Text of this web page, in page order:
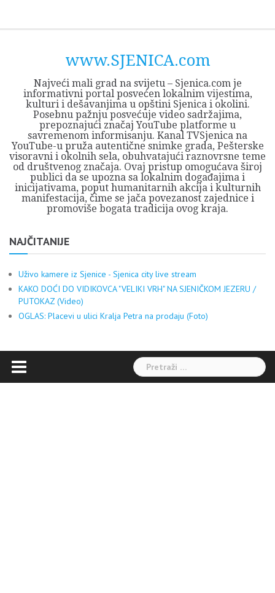
www.SJENICA.com
Najveći mali grad na svijetu – Sjenica.com je
informativni portal posvećen lokalnim vijestima,
kulturi i dešavanjima u opštini Sjenica i okolini.
Posebnu pažnju posvećuje video sadržajima,
prepoznajući značaj YouTube platforme u
savremenom informisanju. Kanal TVSjenica na
YouTube-u pruža autentične snimke grada, Pešterske
visoravni i okolnih sela, obuhvatajući raznovrsne teme
od društvenog značaja. Ovaj pristup omogućava široj
publici da se upozna sa lokalnim događajima i
inicijativama, poput humanitarnih akcija i kulturnih
manifestacija, čime se jača povezanost zajednice i
promoviše bogata tradicija ovog kraja.
NAJČITANIJE
Uživo kamere iz Sjenice - Sjenica city live stream
KAKO DOĆI DO VIDIKOVCA "VELIKI VRH" NA SJENIČKOM JEZERU /
PUTOKAZ (Video)
OGLAS: Placevi u ulici Kralja Petra na prodaju (Foto)
Pretraga: